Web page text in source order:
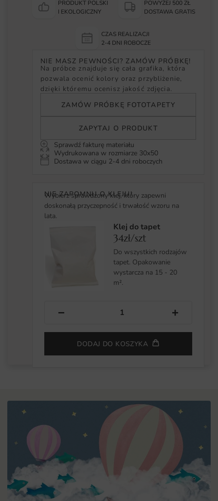
PRODUKT POLSKI
I EKOLOGICZNY
POWYŻEJ 500 ZŁ
DOSTAWA GRATIS
CZAS REALIZACJI
2-4 DNI ROBOCZE
NIE MASZ PEWNOŚCI? ZAMÓW PRÓBKĘ!
Na próbce znajduje się cała grafika, która
pozwala ocenić kolory oraz przybliżenie,
dzięki któremu ocenisz jakość zdjęcia.
ZAMÓW PRÓBKĘ FOTOTAPETY
ZAPYTAJ O PRODUKT
Sprawdź fakturę materiału
Wydrukowana w rozmiarze 30x50
Dostawa w ciągu 2-4 dni roboczych
NIE ZAPOMNIJ O KLEJU!
Wybierz sprawdzony klej, który zapewni
doskonałą przyczepność i trwałość wzoru na
lata.
Klej do tapet
34zł/szt
Do wszystkich rodzajów
tapet. Opakowanie
wystarcza na 15 - 20
m².
− +
DODAJ DO KOSZYKA